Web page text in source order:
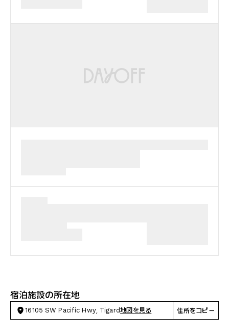
宿泊施設の所在地
16105 SW Pacific Hwy, Tigard地図を見る 住所をコピー